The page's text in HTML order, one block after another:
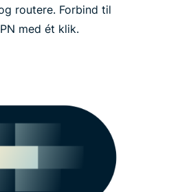
routere. Forbind til
med ét klik.